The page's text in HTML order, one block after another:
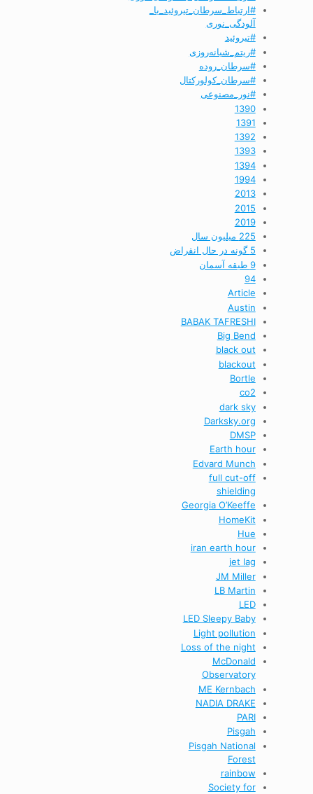
#ارتباط_سرطان_تیروئید_با_
آلودگی_نوری
#تیروئید
#ریتم_شبانه‌روزی
#سرطان_روده
#سرطان_کولورکتال
#نور_مصنوعی
1390
1391
1392
1393
1394
1994
2013
2015
2019
225 میلیون سال
5 گونه در حال انقراض
9 طبقه آسمان
94
Article
Austin
BABAK TAFRESHI
Big Bend
black out
blackout
Bortle
co2
dark sky
Darksky.org
DMSP
Earth hour
Edvard Munch
full cut-off
shielding
Georgia O’Keeffe
HomeKit
Hue
iran earth hour
jet lag
JM Miller
LB Martin
LED
LED Sleepy Baby
Light pollution
Loss of the night
McDonald
Observatory
ME Kernbach
NADIA DRAKE
PARI
Pisgah
Pisgah National
Forest
rainbow
Society for